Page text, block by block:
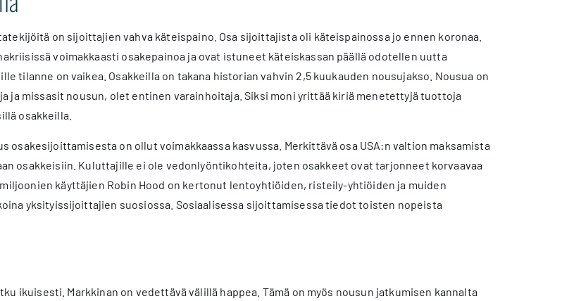
on sijoittajien vahva käteispaino. Osa sijoittajista oli käteispainossa jo ennen koronaa.
voimakkaasti osakepainoa ja ovat istuneet käteiskassan päällä odotellen uutta
tilanne on vaikea. Osakkeilla on takana historian vahvin 2,5 kuukauden nousujakso. Nousua on
ja missasit nousun, olet entinen varainhoitaja. Siksi moni yrittää kiriä menetettyjä tuottoja
osakkeilla.
osakesijoittamisesta on ollut voimakkaassa kasvussa. Merkittävä osa USA:n valtion maksamista
osakkeisiin. Kuluttajille ei ole vedonlyöntikohteita, joten osakkeet ovat tarjonneet korvaavaa
käyttäjien Robin Hood on kertonut lentoyhtiöiden, risteily-yhtiöiden ja muiden
yksityissijoittajien suosiossa. Sosiaalisessa sijoittamisessa tiedot toisten nopeista
ikuisesti. Markkinan on vedettävä välillä happea. Tämä on myös nousun jatkumisen kannalta